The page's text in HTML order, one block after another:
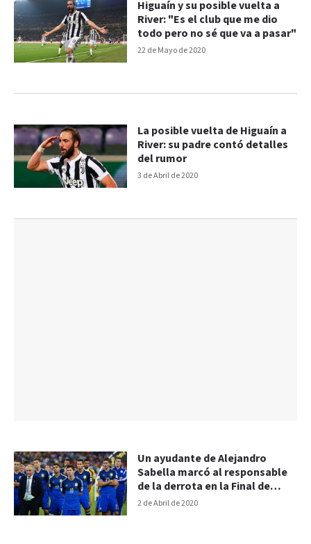
22 de Mayo de 2020
Higuaín y su posible vuelta a
River: "Es el club que me dio
todo pero no sé que va a pasar"
3 de Abril de 2020
La posible vuelta de Higuaín a
River: su padre contó detalles
del rumor
2 de Abril de 2020
Un ayudante de Alejandro
Sabella marcó al responsable
de la derrota en la Final de
Brasil 2014